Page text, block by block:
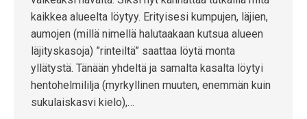
kaikkea alueelta löytyy. Erityisesi kumpujen, läjien,
aumojen (millä nimellä halutaakaan kutsua alueen
läjityskasoja) ”rinteiltä” saattaa löytä monta
yllätystä. Tänään yhdeltä ja samalta kasalta löytyi
hentohelmililja (myrkyllinen muuten, enemmän kuin
sukulaiskasvi kielo),…